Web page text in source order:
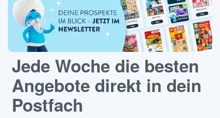
Jede Woche die besten
Angebote direkt in dein
Postfach